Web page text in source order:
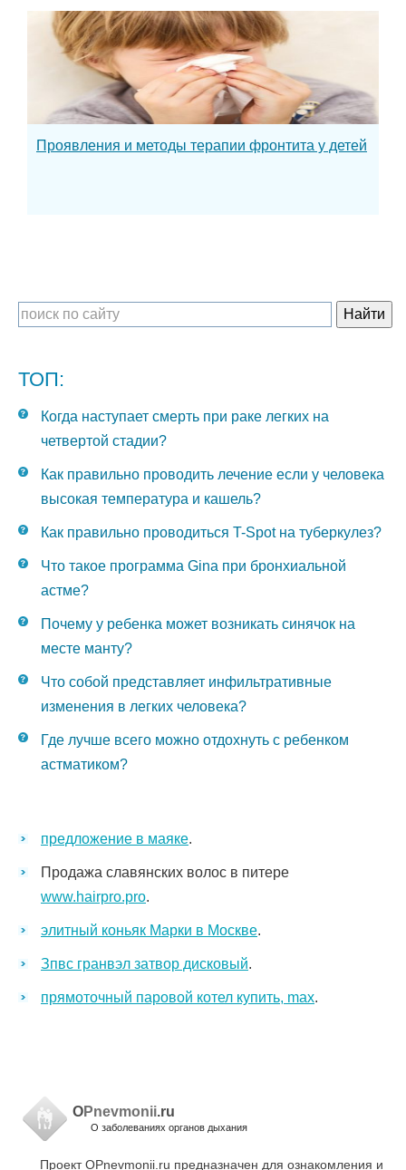
Проявления и методы терапии фронтита у детей
ТОП:
Когда наступает смерть при раке легких на
четвертой стадии?
Как правильно проводить лечение если у человека
высокая температура и кашель?
Как правильно проводиться T-Spot на туберкулез?
Что такое программа Gina при бронхиальной
астме?
Почему у ребенка может возникать синячок на
месте манту?
Что собой представляет инфильтративные
изменения в легких человека?
Где лучше всего можно отдохнуть с ребенком
астматиком?
предложение в маяке.
Продажа славянских волос в питере
www.hairpro.pro.
элитный коньяк Марки в Москве.
Зпвс гранвэл затвор дисковый.
прямоточный паровой котел купить, max.
OPnevmonii.ru
О заболеваниях органов дыхания
Проект OPnevmonii.ru предназначен для ознакомления и